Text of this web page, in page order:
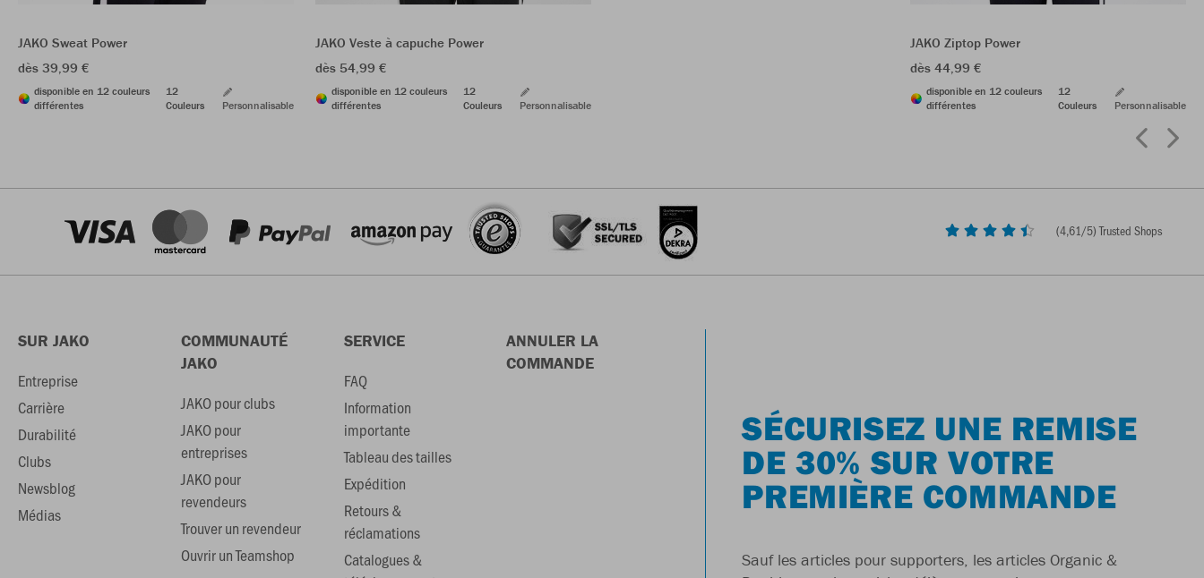
JAKO Sweat Power
dès 39,99 €
disponible en 12 couleurs
différentes
12
Couleurs
Personnalisable
JAKO Veste à capuche Power
dès 54,99 €
disponible en 12 couleurs
différentes
12
Couleurs
Personnalisable
JAKO Ziptop Power
dès 44,99 €
disponible en 12 couleurs
différentes
12
Couleurs
Personnalisable
(4,61/5) Trusted Shops
SUR JAKO
Entreprise
Carrière
Durabilité
Clubs
Newsblog
Médias
COMMUNAUTÉ
JAKO
JAKO pour clubs
JAKO pour
entreprises
JAKO pour
revendeurs
Trouver un revendeur
Ouvrir un Teamshop
SERVICE
FAQ
Information
importante
Tableau des tailles
Expédition
Retours &
réclamations
Catalogues &
ANNULER LA
COMMANDE
SÉCURISEZ UNE REMISE
DE 30% SUR VOTRE
PREMIÈRE COMMANDE
Sauf les articles pour supporters, les articles Organic &